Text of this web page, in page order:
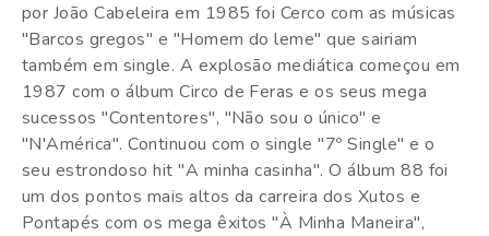
por João Cabeleira em 1985 foi Cerco com as músicas
"Barcos gregos" e "Homem do leme" que sairiam
também em single. A explosão mediática começou em
1987 com o álbum Circo de Feras e os seus mega
sucessos "Contentores", "Não sou o único" e
"N'América". Continuou com o single "7º Single" e o
seu estrondoso hit "A minha casinha". O álbum 88 foi
um dos pontos mais altos da carreira dos Xutos e
Pontapés com os mega êxitos "À Minha Maneira",